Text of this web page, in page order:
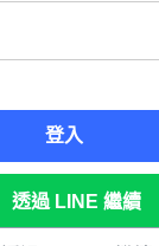
登入
透過 LINE 繼續